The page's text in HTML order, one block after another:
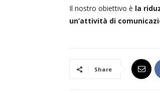
Il nostro obiettivo è la
un’attività di
Share